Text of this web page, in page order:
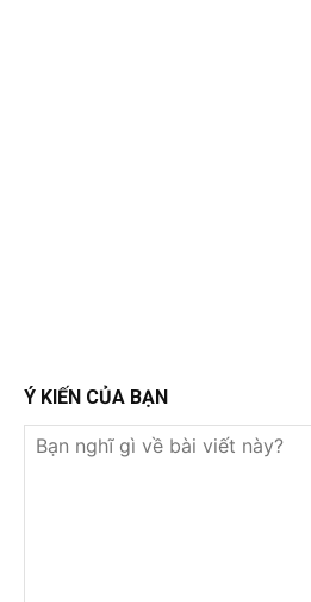
Ý KIẾN CỦA BẠN